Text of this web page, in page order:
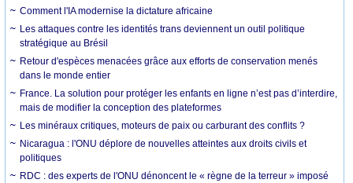
Comment l'IA modernise la dictature africaine
Les attaques contre les identités trans deviennent un outil politique
stratégique au Brésil
Retour d'espèces menacées grâce aux efforts de conservation menés
dans le monde entier
France. La solution pour protéger les enfants en ligne n’est pas d’interdire,
mais de modifier la conception des plateformes
Les minéraux critiques, moteurs de paix ou carburant des conflits ?
Nicaragua : l'ONU déplore de nouvelles atteintes aux droits civils et
politiques
RDC : des experts de l'ONU dénoncent le « règne de la terreur » imposé